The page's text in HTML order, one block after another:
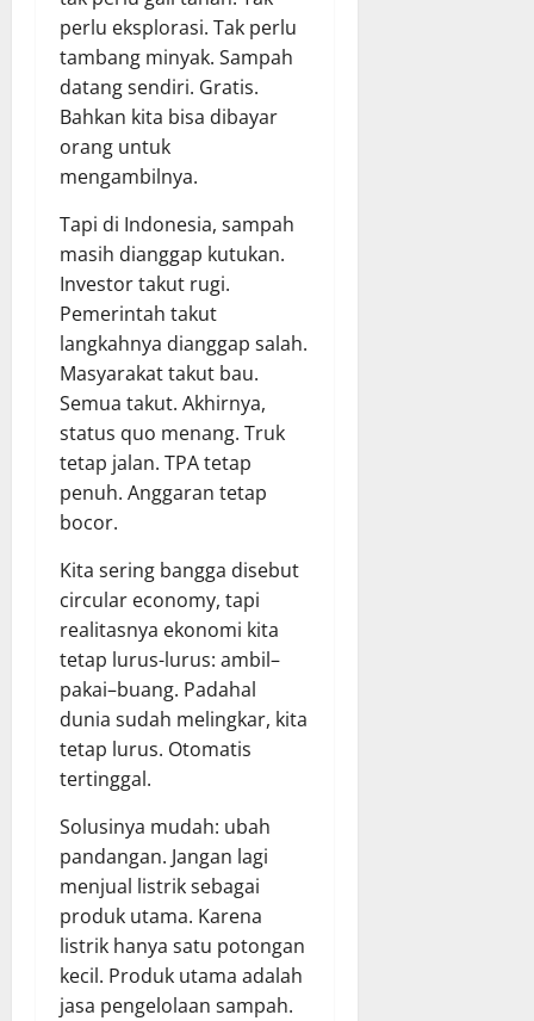
perlu eksplorasi. Tak perlu
tambang minyak. Sampah
datang sendiri. Gratis.
Bahkan kita bisa dibayar
orang untuk
mengambilnya.
Tapi di Indonesia, sampah
masih dianggap kutukan.
Investor takut rugi.
Pemerintah takut
langkahnya dianggap salah.
Masyarakat takut bau.
Semua takut. Akhirnya,
status quo menang. Truk
tetap jalan. TPA tetap
penuh. Anggaran tetap
bocor.
Kita sering bangga disebut
circular economy, tapi
realitasnya ekonomi kita
tetap lurus-lurus: ambil–
pakai–buang. Padahal
dunia sudah melingkar, kita
tetap lurus. Otomatis
tertinggal.
Solusinya mudah: ubah
pandangan. Jangan lagi
menjual listrik sebagai
produk utama. Karena
listrik hanya satu potongan
kecil. Produk utama adalah
jasa pengelolaan sampah.